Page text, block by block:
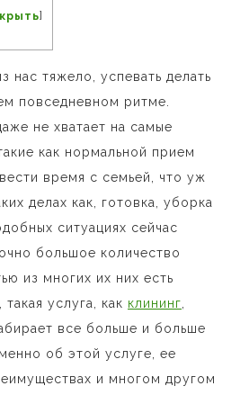
]
нас тяжело, успевать делать
повседневном ритме.
не хватает на самые
как нормальной прием
время с семьей, что уж
делах как, готовка, уборка
ситуациях сейчас
большое количество
из многих их них есть
услуга, как клининг
все больше и больше
об этой услуге, ее
и многом другом